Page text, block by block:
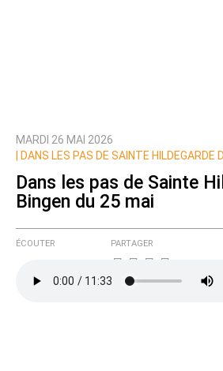
MARDI 26 MAI 2026
DANS LES PAS DE SAINTE HILDEGARDE
Dans les pas de Sainte
Bingen du 25 mai
ÉCOUTER PARTAGER